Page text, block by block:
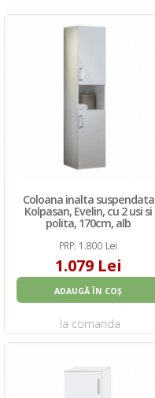
Coloana inalta suspendata
Kolpasan, Evelin, cu 2 usi si
polita, 170cm, alb
PRP: 1.800 Lei
1.079 Lei
ADAUGĂ ÎN COȘ
la comanda